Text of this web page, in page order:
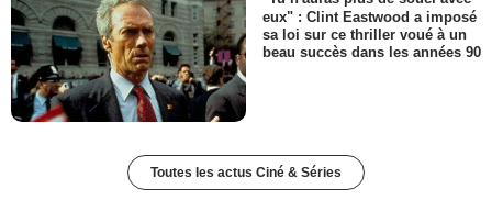
eux" : Clint Eastwood a imposé
sa loi sur ce thriller voué à un
beau succès dans les années 90
Toutes les actus Ciné & Séries